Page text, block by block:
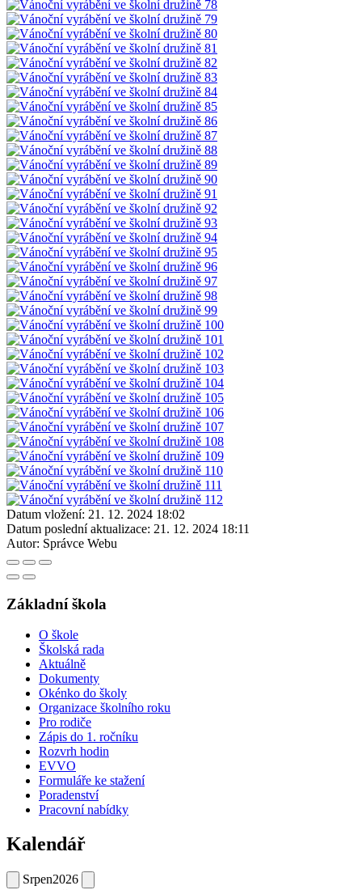
Datum vložení: 21. 12. 2024 18:02
Datum poslední aktualizace: 21. 12. 2024 18:11
Autor: Správce Webu
Základní škola
O škole
Školská rada
Aktuálně
Dokumenty
Okénko do školy
Organizace školního roku
Pro rodiče
Zápis do 1. ročníku
Rozvrh hodin
EVVO
Formuláře ke stažení
Poradenství
Pracovní nabídky
Kalendář
Srpen2026